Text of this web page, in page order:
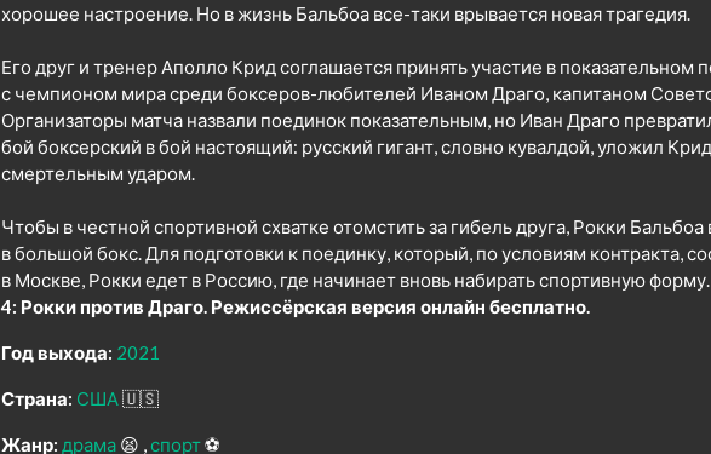
хорошее настроение. Но в жизнь Бальбоа все-таки врывается новая трагедия.
Его друг и тренер Аполло Крид соглашается принять участие в показательном
с чемпионом мира среди боксеров-любителей Иваном Драго, капитаном
Организаторы матча назвали поединок показательным, но Иван Драго
бой боксерский в бой настоящий: русский гигант, словно кувалдой, уложил
смертельным ударом.
Чтобы в честной спортивной схватке отомстить за гибель друга, Рокки
в большой бокс. Для подготовки к поединку, который, по условиям контракта,
в Москве, Рокки едет в Россию, где начинает вновь набирать спортивную форму.
4: Рокки против Драго. Режиссёрская версия онлайн бесплатно.
Год выхода: 2021
Страна: США🇺🇸
Жанр: драма 😫 спорт⚽